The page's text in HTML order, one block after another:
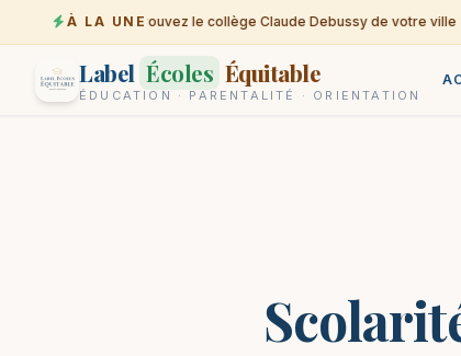
À LA UNE
07-08 Trouvez le collège Claude Debussy de votre ville
Label Écoles Équitable
ÉDUCATION · PARENTALITÉ · ORIENTATION